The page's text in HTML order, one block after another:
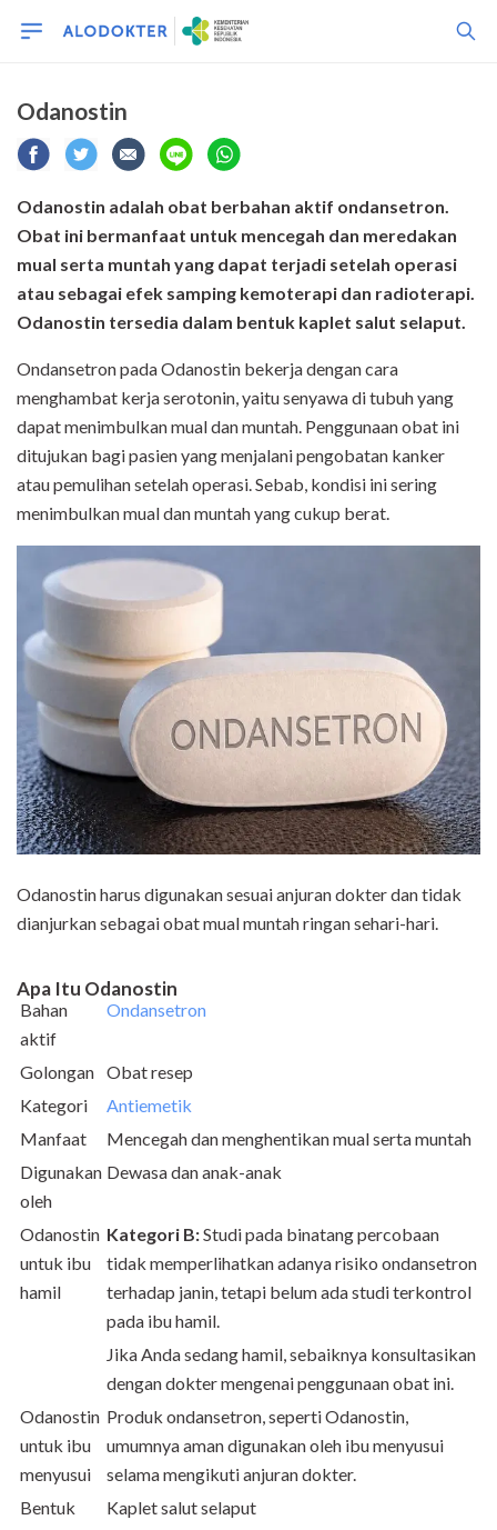
Odanostin
Odanostin adalah obat berbahan aktif ondansetron.
Obat ini bermanfaat untuk mencegah dan meredakan
mual serta muntah yang dapat terjadi setelah operasi
atau sebagai efek samping kemoterapi dan radioterapi.
Odanostin tersedia dalam bentuk kaplet salut selaput.
Ondansetron pada Odanostin bekerja dengan cara
menghambat kerja serotonin, yaitu senyawa di tubuh yang
dapat menimbulkan mual dan muntah. Penggunaan obat ini
ditujukan bagi pasien yang menjalani pengobatan kanker
atau pemulihan setelah operasi. Sebab, kondisi ini sering
menimbulkan mual dan muntah yang cukup berat.
Odanostin harus digunakan sesuai anjuran dokter dan tidak
dianjurkan sebagai obat mual muntah ringan sehari-hari.
Apa Itu Odanostin
Bahan
aktif
Ondansetron
Golongan Obat resep
Kategori
Antiemetik
Manfaat
Mencegah dan menghentikan mual serta muntah
Digunakan
oleh
Dewasa dan anak-anak
Odanostin
untuk ibu
hamil
Kategori B:Studi pada binatang percobaan
tidak memperlihatkan adanya risiko ondansetron
terhadap janin, tetapi belum ada studi terkontrol
pada ibu hamil.
Jika Anda sedang hamil, sebaiknya konsultasikan
dengan dokter mengenai penggunaan obat ini.
Odanostin
untuk ibu
menyusui
Produk ondansetron, seperti Odanostin,
umumnya aman digunakan oleh ibu menyusui
selama mengikuti anjuran dokter.
Bentuk
Kaplet salut selaput